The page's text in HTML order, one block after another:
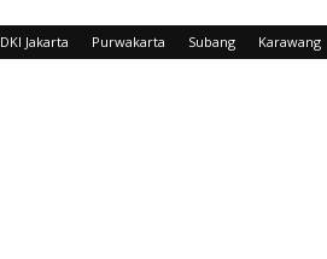
DKI Jakarta Purwakarta Subang Karawang